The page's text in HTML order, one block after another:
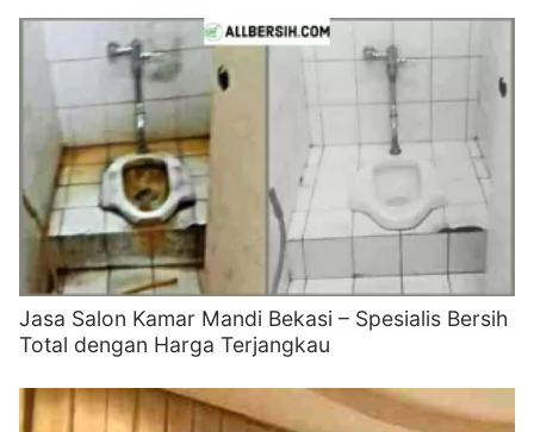
Jasa Salon Kamar Mandi Bekasi – Spesialis Bersih
Total dengan Harga Terjangkau